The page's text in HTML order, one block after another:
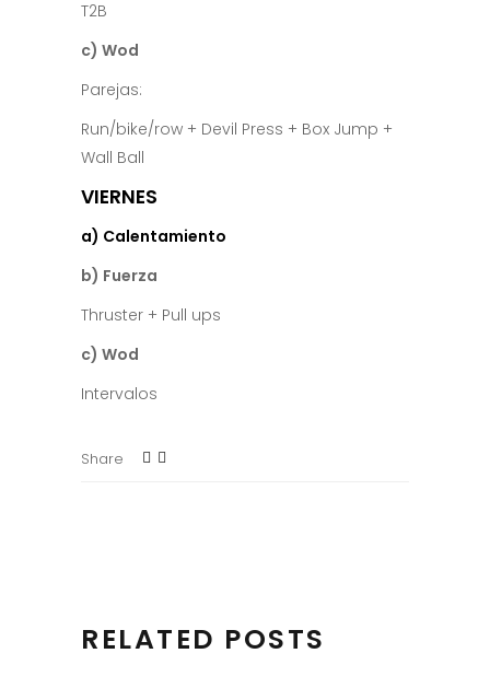
T2B
c) Wod
Parejas:
Run/bike/row + Devil Press + Box Jump +
Wall Ball
VIERNES
a) Calentamiento
b) Fuerza
Thruster + Pull ups
c) Wod
Intervalos
Share
RELATED POSTS